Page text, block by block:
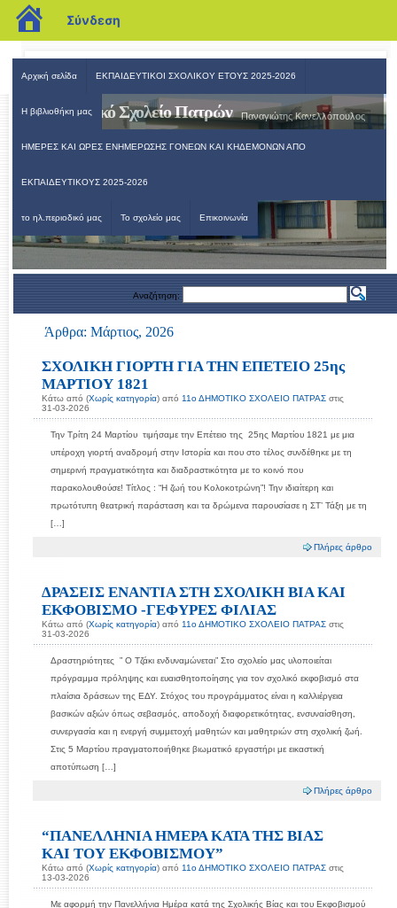
blogs.sch.gr
Σύνδεση
Αρχική σελίδα ΕΚΠΑΙΔΕΥΤΙΚΟΙ ΣΧΟΛΙΚΟΥ ΕΤΟΥΣ 2025-2026
Η βιβλιοθήκη μας
ΗΜΕΡΕΣ ΚΑΙ ΩΡΕΣ ΕΝΗΜΕΡΩΣΗΣ ΓΟΝΕΩΝ ΚΑΙ ΚΗΔΕΜΟΝΩΝ ΑΠΟ
ΕΚΠΑΙΔΕΥΤΙΚΟΥΣ 2025-2026
το ηλ.περιοδικό μας Το σχολείο μας Επικοινωνία
11ο Δημοτικό Σχολείο Πατρών Παναγιώτης Κανελλόπουλος
Αναζήτηση:
Άρθρα: Μάρτιος, 2026
ΣΧΟΛΙΚΗ ΓΙΟΡΤΗ ΓΙΑ ΤΗΝ ΕΠΕΤΕΙΟ 25ης
ΜΑΡΤΙΟΥ 1821
Κάτω από (Χωρίς κατηγορία) από 11ο ΔΗΜΟΤΙΚΟ ΣΧΟΛΕΙΟ ΠΑΤΡΑΣ στις
31-03-2026
Την Τρίτη 24 Μαρτίου τιμήσαμε την Επέτειο της 25ης Μαρτίου 1821 με μια
υπέροχη γιορτή αναδρομή στην Ιστορία και που στο τέλος συνδέθηκε με τη
σημερινή πραγματικότητα και διαδραστικότητα με το κοινό που
παρακολουθούσε! Τίτλος : “Η ζωή του Κολοκοτρώνη”! Την ιδιαίτερη και
πρωτότυπη θεατρική παράσταση και τα δρώμενα παρουσίασε η ΣΤ’ Τάξη με τη
[…]
Πλήρες άρθρο
ΔΡΑΣΕΙΣ ΕΝΑΝΤΙΑ ΣΤΗ ΣΧΟΛΙΚΗ ΒΙΑ ΚΑΙ
ΕΚΦΟΒΙΣΜΟ -ΓΕΦΥΡΕΣ ΦΙΛΙΑΣ
Κάτω από (Χωρίς κατηγορία) από 11ο ΔΗΜΟΤΙΚΟ ΣΧΟΛΕΙΟ ΠΑΤΡΑΣ στις
31-03-2026
Δραστηριότητες ” Ο Τζάκι ενδυναμώνεται” Στο σχολείο μας υλοποιείται
πρόγραμμα πρόληψης και ευαισθητοποίησης για τον σχολικό εκφοβισμό στα
πλαίσια δράσεων της ΕΔΥ. Στόχος του προγράμματος είναι η καλλιέργεια
βασικών αξιών όπως σεβασμός, αποδοχή διαφορετικότητας, ενσυναίσθηση,
συνεργασία και η ενεργή συμμετοχή μαθητών και μαθητριών στη σχολική ζωή.
Στις 5 Μαρτίου πραγματοποιήθηκε βιωματικό εργαστήρι με εικαστική
αποτύπωση […]
Πλήρες άρθρο
“ΠΑΝΕΛΛΗΝΙΑ ΗΜΕΡΑ ΚΑΤΑ ΤΗΣ ΒΙΑΣ
ΚΑΙ ΤΟΥ ΕΚΦΟΒΙΣΜΟΥ”
Κάτω από (Χωρίς κατηγορία) από 11ο ΔΗΜΟΤΙΚΟ ΣΧΟΛΕΙΟ ΠΑΤΡΑΣ στις
13-03-2026
Με αφορμή την Πανελλήνια Ημέρα κατά της Σχολικής Βίας και του Εκφοβισμού